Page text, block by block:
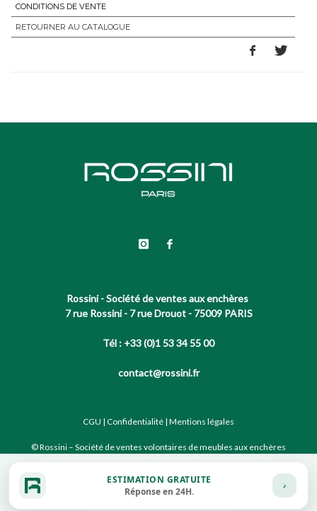
CONDITIONS DE VENTE
RETOURNER AU CATALOGUE
Rossini - Société de ventes aux enchères
7 rue Rossini - 7 rue Drouot - 75009 PARIS
Tél : +33 (0)1 53 34 55 00
contact@rossini.fr
CGU | Confidentialité | Mentions légales
© Rossini – Société de ventes volontaires de meubles aux enchères
Site conçu par notre partenaire
ESTIMATION GRATUITE
Réponse en 24H.